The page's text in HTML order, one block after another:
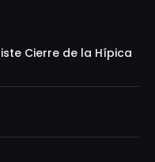
Cierre de la Hípica